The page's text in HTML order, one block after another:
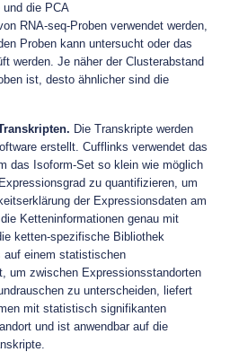
die PCA
RNA-seq-Proben verwendet werden,
Proben kann untersucht oder das
werden. Je näher der Clusterabstand
ist, desto ähnlicher sind die
Die Transkripte werden
erstellt. Cufflinks verwendet das
das Isoform-Set so klein wie möglich
zu quantifizieren, um
der Expressionsdaten am
Ketteninformationen genau mit
ketten-spezifische Bibliothek
auf einem statistischen
um zwischen Expressionsstandorten
zu unterscheiden, liefert
mit statistisch signifikanten
und ist anwendbar auf die